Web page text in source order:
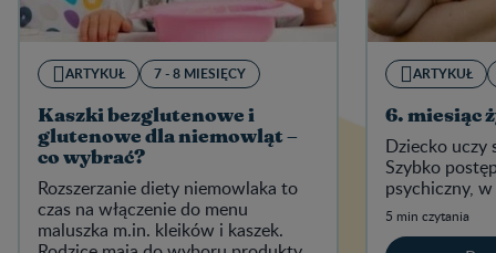
ARTYKUŁ 7 - 8 MIESIĘCY
Kaszki bezglutenowe i
glutenowe dla niemowląt –
co wybrać?
Rozszerzanie diety niemowlaka to
czas na włączenie do menu
maluszka m.in. kleików i kaszek.
ARTYKUŁ
6. miesiąc
Dziecko uczy
Szybko
psychiczny,
5 min czytania